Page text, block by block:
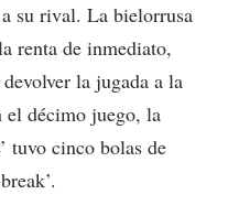
su rival. La bielorrusa
renta de inmediato,
la jugada a la
el décimo juego, la
tuvo cinco bolas de